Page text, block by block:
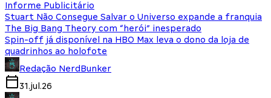
Informe Publicitário
Stuart Não Consegue Salvar o Universo expande a franquia
The Big Bang Theory com “herói” inesperado
Spin-off já disponível na HBO Max leva o dono da loja de
quadrinhos ao holofote
Redação NerdBunker
31.jul.26